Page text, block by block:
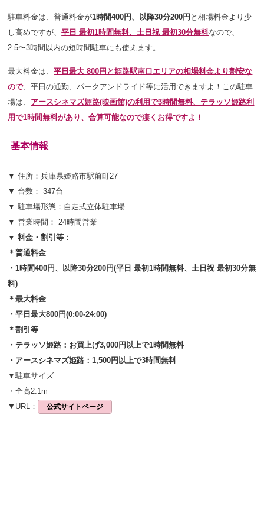
駐車料金は、普通料金が1時間400円、以降30分200円 と相場料金より少
し高めですが、平日 最初1時間無料、土日祝 最初30分無料なので、
2.5〜3時間以内の短時間駐車にも使えます。
最大料金は、平日最大 800円と姫路駅南口エリアの相場料金より割安な
ので、平日の通勤、パークアンドライド等に活用できますよ！この駐車
場は、 アースシネマズ姫路(映画館)の利用で3時間無料、テラッソ姫路利
用で1時間無料があり、合算可能なので凄くお得ですよ！
基本情報
▼ 住所：兵庫県姫路市駅前町27
▼ 台数： 347台
▼ 駐車場形態：自走式立体駐車場
▼ 営業時間： 24時間営業
▼ 料金・割引等：
＊普通料金
・1時間400円、以降30分200円(平日 最初1時間無料、土日祝 最初30分無
料)
＊最大料金
・平日最大800円(0:00-24:00)
＊割引等
・テラッソ姫路：お買上げ3,000円以上で1時間無料
・アースシネマズ姫路：1,500円以上で3時間無料
▼駐車サイズ
・全高2.1m
▼URL：
公式サイトページ